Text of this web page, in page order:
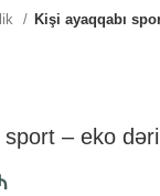
Kişi ayaqqabı
sport – eko